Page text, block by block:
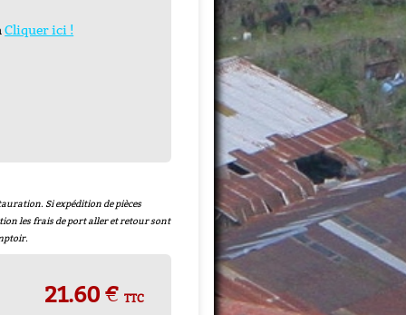
Cliquer ici !
Si expédition de pièces
les frais de port aller et retour sont
21.60 €TTC